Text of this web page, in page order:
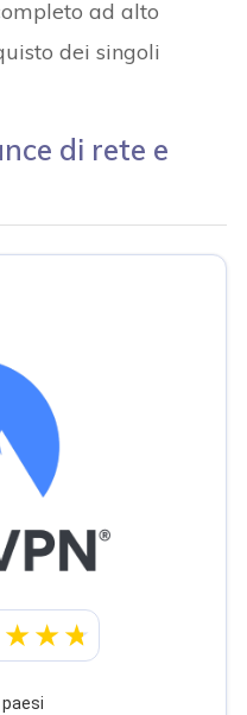
ad alto
dei singoli
di rete e